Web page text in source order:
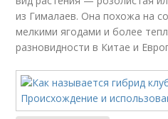
из Гималаев. Она похожа на
мелкими ягодами и более
разновидности в Китае и